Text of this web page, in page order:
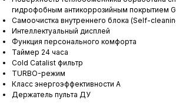
гидрофобным антикоррозийным покрытием
Самоочистка внутреннего блока (Self-
Интеллектуальный дисплей
Функция персонального комфорта
Таймер 24 часа
Cold Catalist фильтр
TURBO-режим
Класс энергоэффективности A
Держатель пульта ДУ